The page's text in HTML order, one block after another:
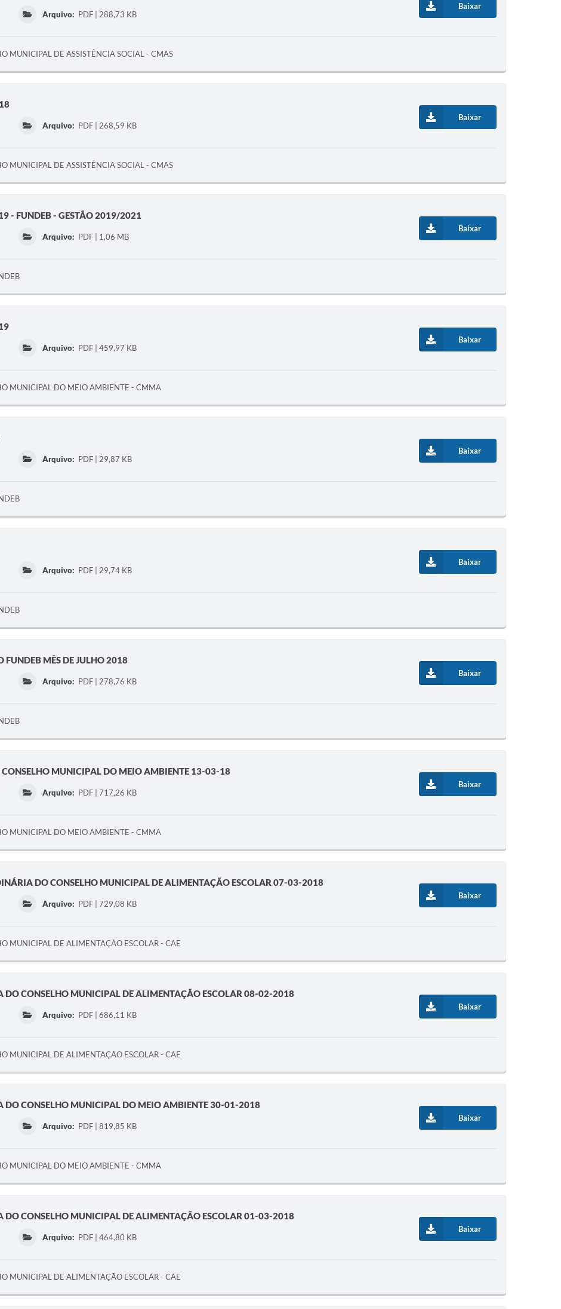
Arquivo: PDF | 288,73 KB
Baixar
MUNICIPAL DE ASSISTÊNCIA SOCIAL - CMAS
Arquivo: PDF | 268,59 KB
Baixar
MUNICIPAL DE ASSISTÊNCIA SOCIAL - CMAS
- FUNDEB - GESTÃO 2019/2021
Arquivo: PDF | 1,06 MB
Baixar
Arquivo: PDF | 459,97 KB
Baixar
MUNICIPAL DO MEIO AMBIENTE - CMMA
Arquivo: PDF | 29,87 KB
Baixar
Arquivo: PDF | 29,74 KB
Baixar
MÊS DE JULHO 2018
Arquivo: PDF | 278,76 KB
Baixar
MUNICIPAL DO MEIO AMBIENTE 13-03-18
Arquivo: PDF | 717,26 KB
Baixar
MUNICIPAL DO MEIO AMBIENTE - CMMA
DO CONSELHO MUNICIPAL DE ALIMENTAÇÃO ESCOLAR 07-03-2018
Arquivo: PDF | 729,08 KB
Baixar
MUNICIPAL DE ALIMENTAÇÃO ESCOLAR - CAE
DO CONSELHO MUNICIPAL DE ALIMENTAÇÃO ESCOLAR 08-02-2018
Arquivo: PDF | 686,11 KB
Baixar
MUNICIPAL DE ALIMENTAÇÃO ESCOLAR - CAE
DO CONSELHO MUNICIPAL DO MEIO AMBIENTE 30-01-2018
Arquivo: PDF | 819,85 KB
Baixar
MUNICIPAL DO MEIO AMBIENTE - CMMA
DO CONSELHO MUNICIPAL DE ALIMENTAÇÃO ESCOLAR 01-03-2018
Arquivo: PDF | 464,80 KB
Baixar
MUNICIPAL DE ALIMENTAÇÃO ESCOLAR - CAE